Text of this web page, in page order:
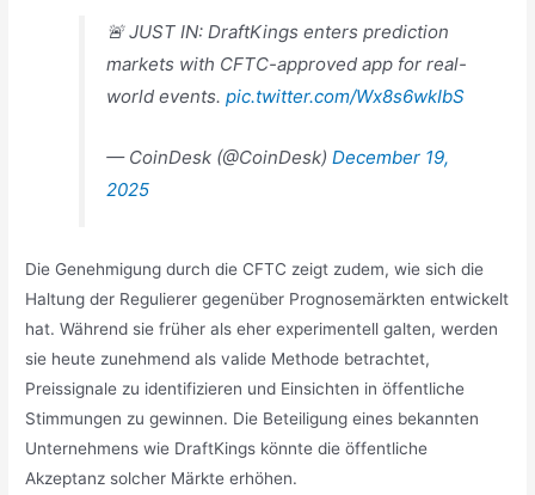
🚨 JUST IN: DraftKings enters prediction
markets with CFTC-approved app for real-
world events.pic.twitter.com/Wx8s6wkIbS
— CoinDesk (@CoinDesk)December 19,
2025
Die Genehmigung durch die CFTC zeigt zudem, wie sich die
Haltung der Regulierer gegenüber Prognosemärkten entwickelt
hat. Während sie früher als eher experimentell galten, werden
sie heute zunehmend als valide Methode betrachtet,
Preissignale zu identifizieren und Einsichten in öffentliche
Stimmungen zu gewinnen. Die Beteiligung eines bekannten
Unternehmens wie DraftKings könnte die öffentliche
Akzeptanz solcher Märkte erhöhen.